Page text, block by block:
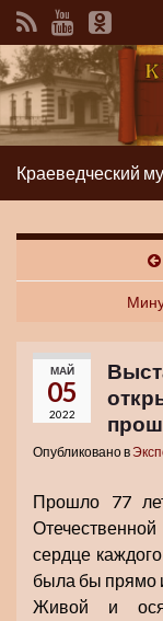
Краеведческий
МАЙ
05
2022
Опубликовано в
Прошло 77
сердце
была бы прямо
Живой и